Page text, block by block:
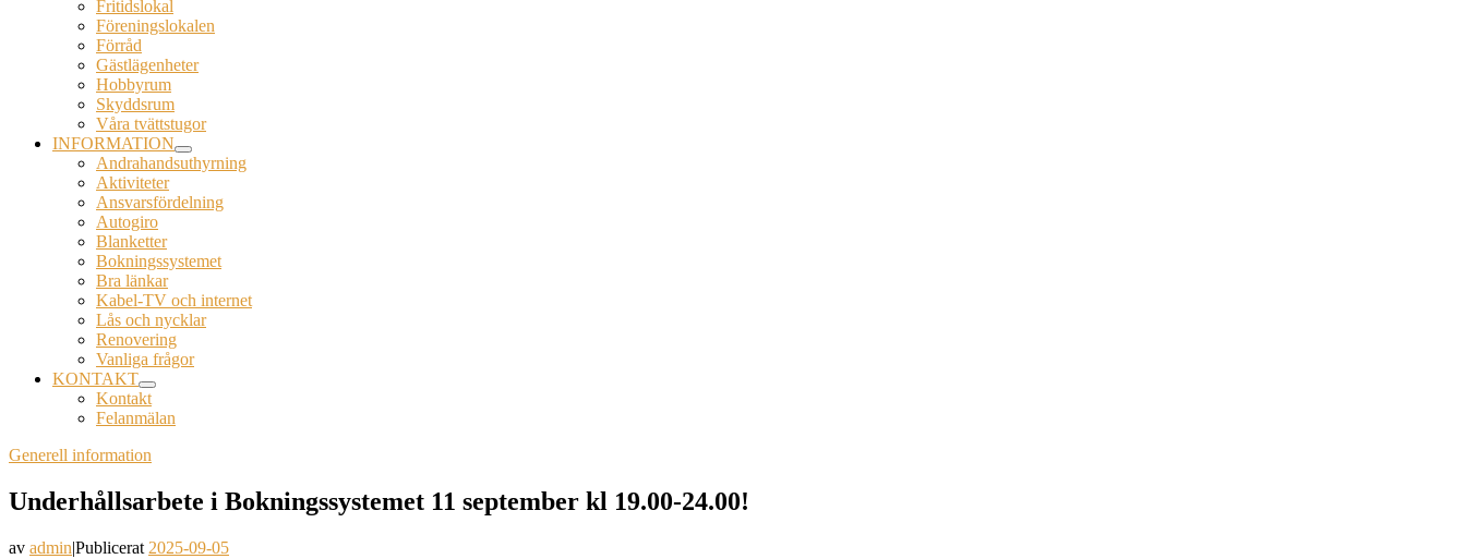
Fritidslokal
Föreningslokalen
Förråd
Gästlägenheter
Hobbyrum
Skyddsrum
Våra tvättstugor
INFORMATION
Andrahandsuthyrning
Aktiviteter
Ansvarsfördelning
Autogiro
Blanketter
Bokningssystemet
Bra länkar
Kabel-TV och internet
Lås och nycklar
Renovering
Vanliga frågor
KONTAKT
Kontakt
Felanmälan
Generell information
Underhållsarbete i Bokningssystemet 11 september kl 19.00-24.00!
av admin|Publicerat 2025-09-05